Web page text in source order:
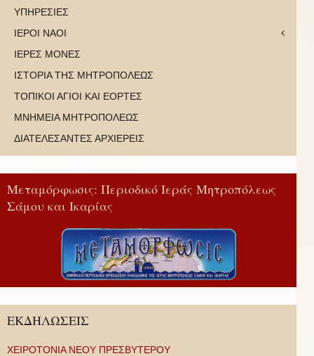
ΥΠΗΡΕΣΙΕΣ
ΙΕΡΟΙ ΝΑΟΙ
ΙΕΡΕΣ ΜΟΝΕΣ
ΙΣΤΟΡΙΑ ΤΗΣ ΜΗΤΡΟΠΟΛΕΩΣ
ΤΟΠΙΚΟΙ ΑΓΙΟΙ ΚΑΙ ΕΟΡΤΕΣ
ΜΝΗΜΕΙΑ ΜΗΤΡΟΠΟΛΕΩΣ
ΔΙΑΤΕΛΕΣΑΝΤΕΣ ΑΡΧΙΕΡΕΙΣ
Μεταμόρφωσις: Περιοδικό Ιεράς Μητροπόλεως
Σάμου και Ικαρίας
ΕΚΔΗΛΩΣΕΙΣ
ΧΕΙΡΟΤΟΝΙΑ ΝΕΟΥ ΠΡΕΣΒΥΤΕΡΟΥ